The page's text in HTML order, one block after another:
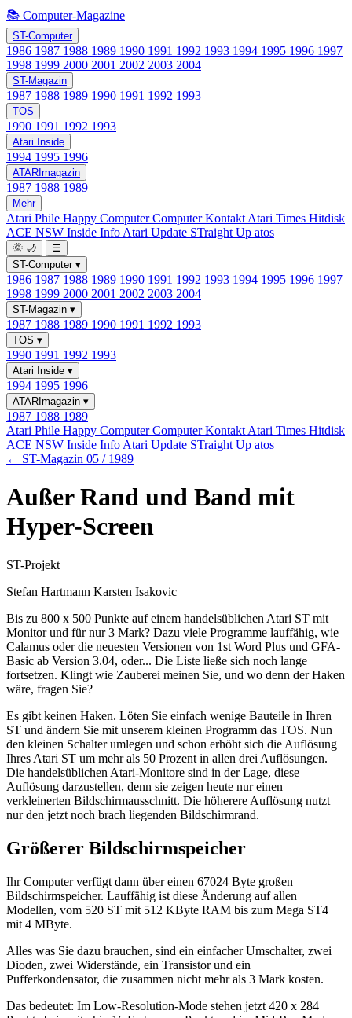
📚 Computer-Magazine
ST-Computer
1986 1987 1988 1989 1990 1991 1992 1993 1994 1995 1996 1997
1998 1999 2000 2001 2002 2003 2004
ST-Magazin
1987 1988 1989 1990 1991 1992 1993
TOS
1990 1991 1992 1993
Atari Inside
1994 1995 1996
ATARImagazin
1987 1988 1989
Mehr
Atari Phile Happy ComputerComputer Kontakt Atari Times Hitdisk
ACE NSW Inside Info Atari Update STraight Up atos
🌞 🌙
☰
ST-Computer ▾
1986 1987 1988 1989 1990 1991 1992 1993 1994 1995 1996 1997
1998 1999 2000 2001 2002 2003 2004
ST-Magazin ▾
1987 1988 1989 1990 1991 1992 1993
TOS ▾
1990 1991 1992 1993
Atari Inside ▾
1994 1995 1996
ATARImagazin ▾
1987 1988 1989
Atari Phile Happy ComputerComputer Kontakt Atari Times Hitdisk
ACE NSW Inside Info Atari Update STraight Up atos
← ST-Magazin 05 / 1989
Außer Rand und Band mit
Hyper-Screen
ST-Projekt
Stefan Hartmann Karsten Isakovic
Bis zu 800 x 500 Punkte auf einem handelsüblichen Atari ST mit
Monitor und für nur 3 Mark? Dazu viele Programme lauffähig, wie
Calamus oder die neuesten Versionen von 1st Word Plus und GFA-
Basic ab Version 3.04, oder... Die Liste ließe sich noch lange
fortsetzen. Klingt wie Zauberei meinen Sie, und wo denn der Haken
wäre, fragen Sie?
Es gibt keinen Haken. Löten Sie einfach wenige Bauteile in Ihren
ST und ändern Sie mit unserem kleinen Programm das TOS. Nun
den kleinen Schalter umlegen und schon erhöht sich die Auflösung
Ihres Atari ST um mehr als 50 Prozent in allen drei Auflösungen.
Die handelsüblichen Atari-Monitore sind in der Lage, diese
Auflösung darzustellen, denn sie zeigen heute nur einen
verkleinerten Bildschirmausschnitt. Die höherere Auflösung nutzt
nur den jetzt noch brach liegenden Bildschirmrand.
Größerer Bildschirmspeicher
Ihr Computer verfügt dann über einen 67024 Byte großen
Bildschirmspeicher. Lauffähig ist diese Änderung auf allen
Modellen, vom 520 ST mit 512 KByte RAM bis zum Mega ST4
mit 4 MByte.
Alles was Sie dazu brauchen, sind ein einfacher Umschalter, zwei
Dioden, zwei Widerstände, ein Transistor und ein
Pufferkondensator, die zusammen nicht mehr als 3 Mark kosten.
Das bedeutet: Im Low-Resolution-Mode stehen jetzt 420 x 284